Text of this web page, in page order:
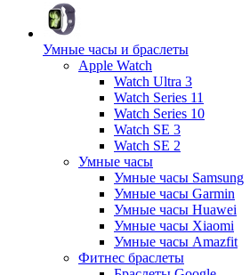
Умные часы и браслеты
Apple Watch
Watch Ultra 3
Watch Series 11
Watch Series 10
Watch SE 3
Watch SE 2
Умные часы
Умные часы Samsung
Умные часы Garmin
Умные часы Huawei
Умные часы Xiaomi
Умные часы Amazfit
Фитнес браслеты